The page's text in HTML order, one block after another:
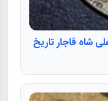
شاه قاجار تاریخ